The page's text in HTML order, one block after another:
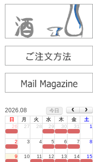
2026.08
今日
日
月 火 水 木 金
土
26
27 28 29 30 31 1
2 3 4 5 6 7 8
9 10 11 12 13 14 15